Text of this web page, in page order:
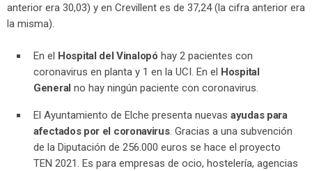
anterior era 30,03) y en Crevillent es de 37,24 (la cifra anterior era
la misma).
En el Hospital del Vinalopó hay 2 pacientes con
coronavirus en planta y 1 en la UCI. En el Hospital
General no hay ningún paciente con coronavirus.
El Ayuntamiento de Elche presenta nuevas ayudas para
afectados por el coronavirus. Gracias a una subvención
de la Diputación de 256.000 euros se hace el proyecto
TEN 2021. Es para empresas de ocio, hostelería, agencias